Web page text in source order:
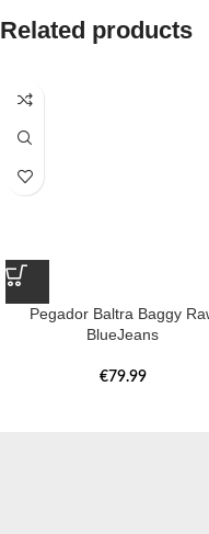
Related products
Pegador Baltra Baggy
BlueJeans
€79.99